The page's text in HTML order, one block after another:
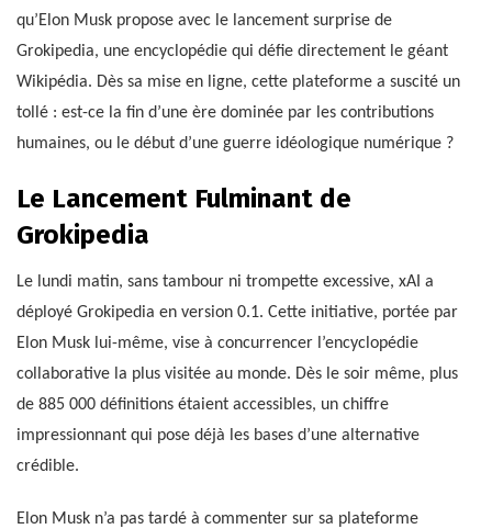
qu’Elon Musk propose avec le lancement surprise de
Grokipedia, une encyclopédie qui défie directement le géant
Wikipédia. Dès sa mise en ligne, cette plateforme a suscité un
tollé : est-ce la fin d’une ère dominée par les contributions
humaines, ou le début d’une guerre idéologique numérique ?
Le Lancement Fulminant de
Grokipedia
Le lundi matin, sans tambour ni trompette excessive, xAI a
déployé Grokipedia en version 0.1. Cette initiative, portée par
Elon Musk lui-même, vise à concurrencer l’encyclopédie
collaborative la plus visitée au monde. Dès le soir même, plus
de 885 000 définitions étaient accessibles, un chiffre
impressionnant qui pose déjà les bases d’une alternative
crédible.
Elon Musk n’a pas tardé à commenter sur sa plateforme